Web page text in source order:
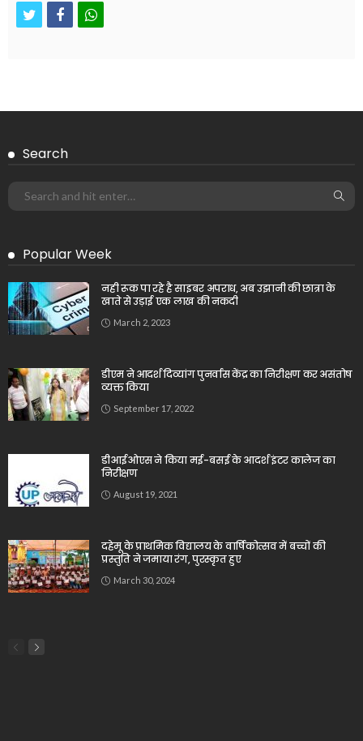
twitterfacebookwhatsapp
Search
Popular Week
नही रूक पा रहे है साइबर अपराध, अब उझानी की छात्रा के
खाते से उड़ाई एक लाख की नकदी
March 2, 2023
डीएम ने आदर्श दिव्यांग पुनर्वास केंद्र का निरीक्षण कर असंतोष
व्यक्त किया
September 17, 2022
डीआईओएस ने किया मई-बसई के आदर्श इंटर कालेज का
निरीक्षण
August 19, 2021
दहेमू के प्राथमिक विद्यालय के वार्षिकोत्सव में बच्चों की
प्रस्तुति ने जमाया रंग, पुरस्कृत हुए
March 30, 2024